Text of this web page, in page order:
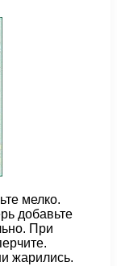
мелко.
добавьте
При
жарились.